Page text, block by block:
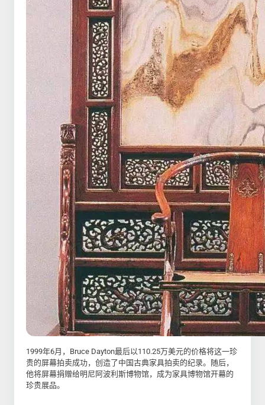
1999年6月，Bruce Dayton最后以110.25万美元的价格将这一珍
贵的屏幕拍卖成功，创造了中国古典家具拍卖的纪录。随后，
他将屏幕捐赠给明尼阿波利斯博物馆，成为家具博物馆开幕的
珍贵展品。